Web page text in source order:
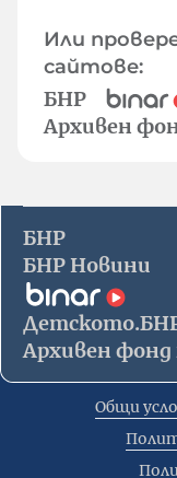
Или
сайтове:
БНР
Архивен
БНР
БНР Новини
Архивен фонд
Общи